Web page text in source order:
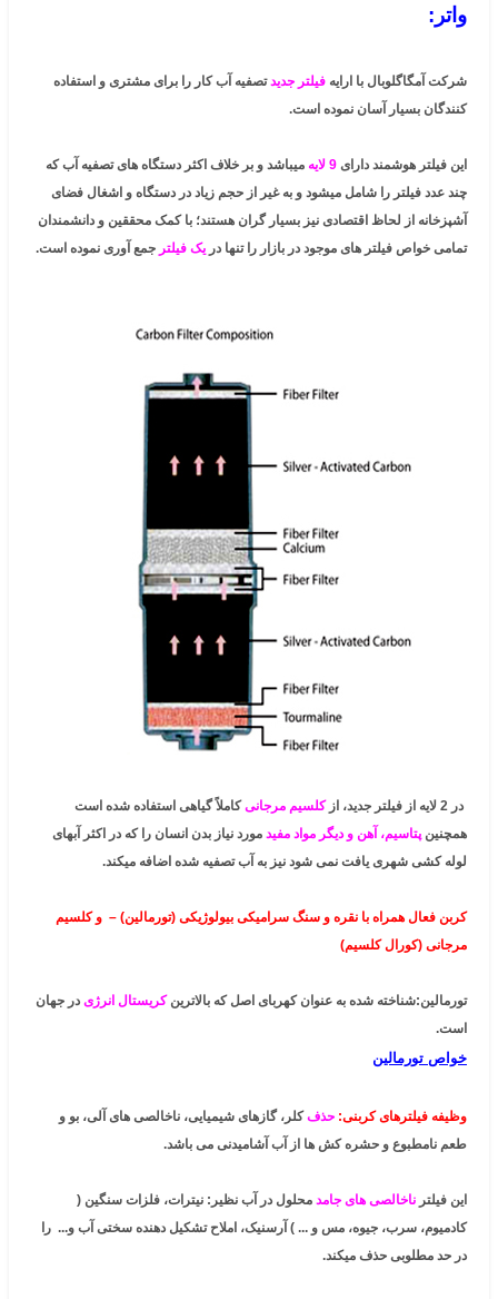
واتر:
شرکت آمگاگلوبال با ارایه فیلتر جدیدتصفیه آب کار را برای مشتری و استفاده
کنندگان بسیار آسان نموده است.
این فیلتر هوشمند دارای 9 لایه
میباشد و بر خلاف اکثر دستگاه های تصفیه آب که
چند عدد فیلتر را شامل میشود و به غیر از حجم زیاد در دستگاه و اشغال فضای
آشپزخانه از لحاظ اقتصادی نیز بسیار گران هستند؛ با کمک محققین و دانشمندان
تمامی خواص فیلتر های موجود در بازار را تنها در یک فیلتر جمع آوری نموده است.
در 2 لایه از فیلتر جدید، از کلسیم مرجانیکاملاً گیاهی استفاده شده است
همچنینپتاسیم، آهن و دیگر مواد مفید مورد نیاز بدن انسان را که در اکثر آبهای
لوله کشی شهری یافت نمی شود نیز به آب تصفیه شده اضافه میکند.
کربن فعال همراه با نقره و سنگ سرامیکی بیولوژیکی (تورمالین) – و کلسیم
مرجانی (کورال کلسیم)
تورمالین:شناخته شده به عنوان کهربای اصل که بالاترینکریستال انرژی در جهان
است.
خواص تورمالین
وظیفه فیلترهای کربنی: حذفکلر، گازهای شیمیایی، ناخالصی های آلی، بو و
طعم نامطبوع و حشره کش ها از آب آشامیدنی می باشد.
این فیلتر ناخالصی های جامد محلول در آب نظیر: نیترات، فلزات سنگین (
کادمیوم، سرب، جیوه، مس و ... ) آرسنیک، املاح تشکیل دهنده سختی آب و... را
در حد مطلوبی حذف میکند.